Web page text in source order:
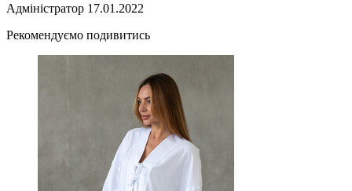
Адміністратор 17.01.2022
Рекомендуємо подивитись